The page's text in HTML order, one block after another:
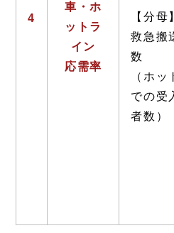
4
車・ホ
ットラ
イン
応需率
【分母
救急搬
数
（ホッ
での受
者数）